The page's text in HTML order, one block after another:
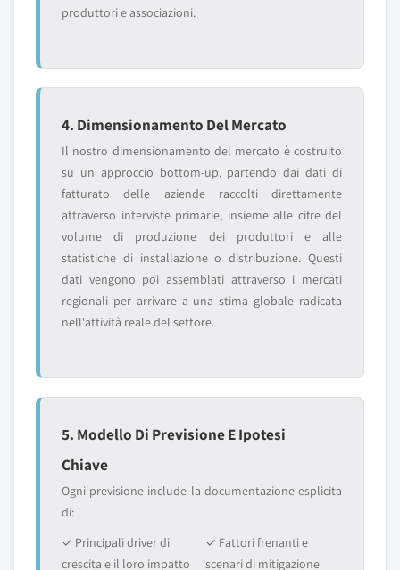
produttori e associazioni.
4. Dimensionamento Del Mercato
Il nostro dimensionamento del mercato è costruito
su un approccio bottom-up, partendo dai dati di
fatturato delle aziende raccolti direttamente
attraverso interviste primarie, insieme alle cifre del
volume di produzione dei produttori e alle
statistiche di installazione o distribuzione. Questi
dati vengono poi assemblati attraverso i mercati
regionali per arrivare a una stima globale radicata
nell'attività reale del settore.
5. Modello Di Previsione E Ipotesi
Chiave
Ogni previsione include la documentazione esplicita
di:
✓ Principali driver di
crescita e il loro impatto
✓ Fattori frenanti e
scenari di mitigazione